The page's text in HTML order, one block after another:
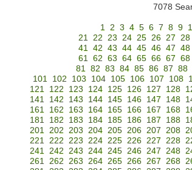
7078
1 2 3 4 5 6 7 8 9
21 22 23 24 25 26 27 28
41 42 43 44 45 46 47 48
61 62 63 64 65 66 67 68
81 82 83 84 85 86 87 88
101 102 103 104 105 106 107 108
121
122 123 124 125 126 127 128
141
142 143 144 145 146 147 148
161
162 163 164 165 166 167 168
181
182 183 184 185 186 187 188
201 202 203 204 205 206 207 208
221 222 223 224 225 226 227 228
241 242 243 244 245 246 247 248
261 262 263 264 265 266 267 268